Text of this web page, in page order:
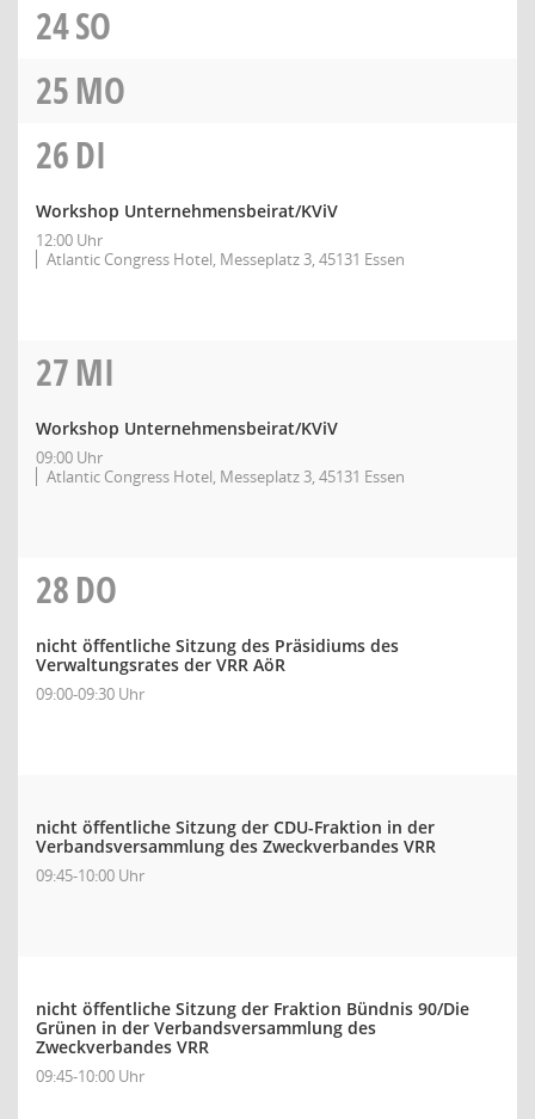
24SO
25MO
26DI
Workshop Unternehmensbeirat/KViV
12:00 Uhr
Atlantic Congress Hotel, Messeplatz 3, 45131 Essen
27MI
Workshop Unternehmensbeirat/KViV
09:00 Uhr
Atlantic Congress Hotel, Messeplatz 3, 45131 Essen
28DO
nicht öffentliche Sitzung des Präsidiums des
Verwaltungsrates der VRR AöR
09:00-09:30 Uhr
nicht öffentliche Sitzung der CDU-Fraktion in der
Verbandsversammlung des Zweckverbandes VRR
09:45-10:00 Uhr
nicht öffentliche Sitzung der Fraktion Bündnis 90/Die
Grünen in der Verbandsversammlung des
Zweckverbandes VRR
09:45-10:00 Uhr